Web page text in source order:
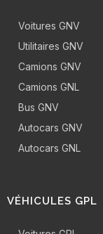
Voitures GNV
Utilitaires GNV
Camions GNV
Camions GNL
Bus GNV
Autocars GNV
Autocars GNL
VÉHICULES GPL